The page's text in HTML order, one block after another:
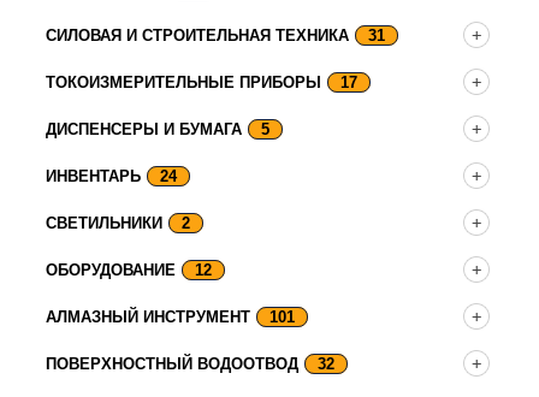
СИЛОВАЯ И СТРОИТЕЛЬНАЯ ТЕХНИКА 31
ТОКОИЗМЕРИТЕЛЬНЫЕ ПРИБОРЫ 17
ДИСПЕНСЕРЫ И БУМАГА 5
ИНВЕНТАРЬ 24
СВЕТИЛЬНИКИ 2
ОБОРУДОВАНИЕ 12
АЛМАЗНЫЙ ИНСТРУМЕНТ 101
ПОВЕРХНОСТНЫЙ ВОДООТВОД 32